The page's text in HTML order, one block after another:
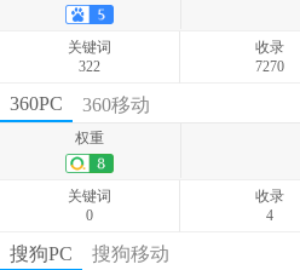
关键词
322
收录
7270
权重
关键词
12
360PC 360移动
权重
关键词
0
收录
4
权重
搜狗PC 搜狗移动